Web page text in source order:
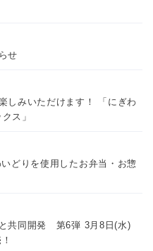
せ
しみいただけます！ 「にぎわ
ス」
どりを使用したお弁当・お惣
共同開発 第6弾 3月8日(水)